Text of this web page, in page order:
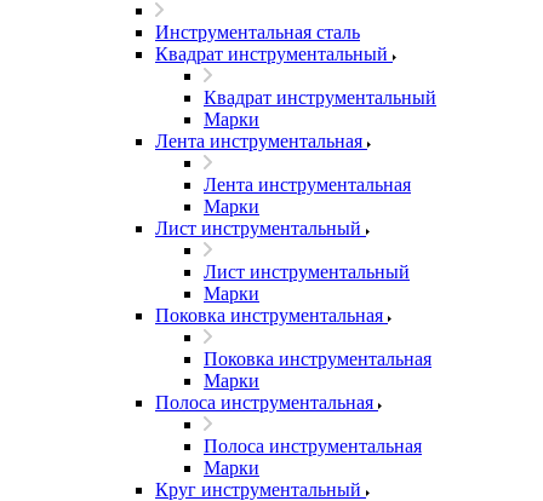
Инструментальная сталь
Квадрат инструментальный
Квадрат инструментальный
Марки
Лента инструментальная
Лента инструментальная
Марки
Лист инструментальный
Лист инструментальный
Марки
Поковка инструментальная
Поковка инструментальная
Марки
Полоса инструментальная
Полоса инструментальная
Марки
Круг инструментальный